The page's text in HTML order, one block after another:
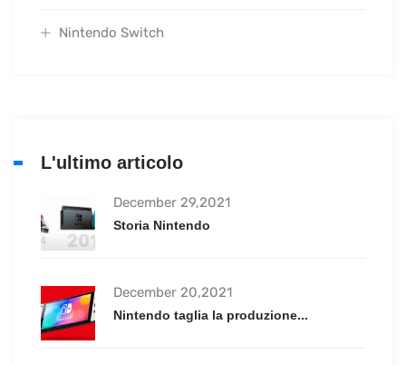
Nintendo Switch
L'ultimo articolo
December 29,2021
Storia Nintendo
December 20,2021
Nintendo taglia la produzione...